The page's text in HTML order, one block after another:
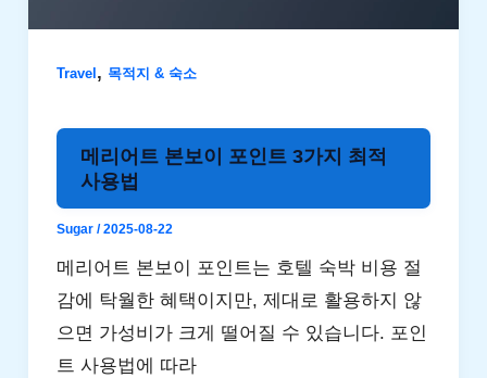
Travel , 목적지 & 숙소
메리어트 본보이 포인트 3가지 최적
사용법
Sugar /2025-08-22
메리어트 본보이 포인트는 호텔 숙박 비용 절
감에 탁월한 혜택이지만, 제대로 활용하지 않
으면 가성비가 크게 떨어질 수 있습니다. 포인
트 사용법에 따라